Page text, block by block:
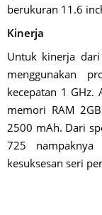
berukuran 11.6
Kinerja
Untuk kinerja
menggunakan
kecepatan 1 GHz.
memori RAM
2500 mAh. Dari
725
kesuksesan seri